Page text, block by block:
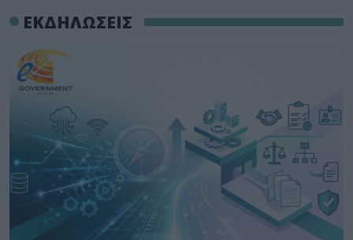
ΕΚΔΗΛΩΣΕΙΣ